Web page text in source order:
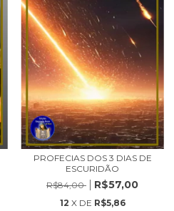
PROFECIAS DOS 3 DIAS DE
ESCURIDÃO
R$84,00
R$57,00
12 X DE R$5,86